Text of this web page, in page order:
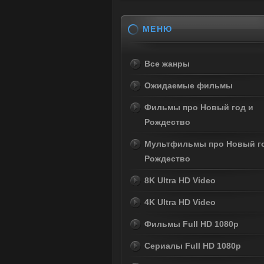
МЕНЮ
Все жанры
Ожидаемые фильмы
Фильмы про Новый год и
Рождество
Мультфильмы про Новый
Рождество
8K Ultra HD Video
4K Ultra HD Video
Фильмы Full HD 1080p
Сериалы Full HD 1080p